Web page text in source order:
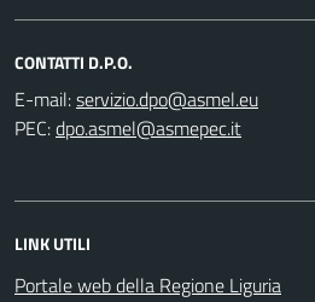
CONTATTI D.P.O.
E-mail:
PEC:
LINK UTILI
Portale web della Regione Liguria